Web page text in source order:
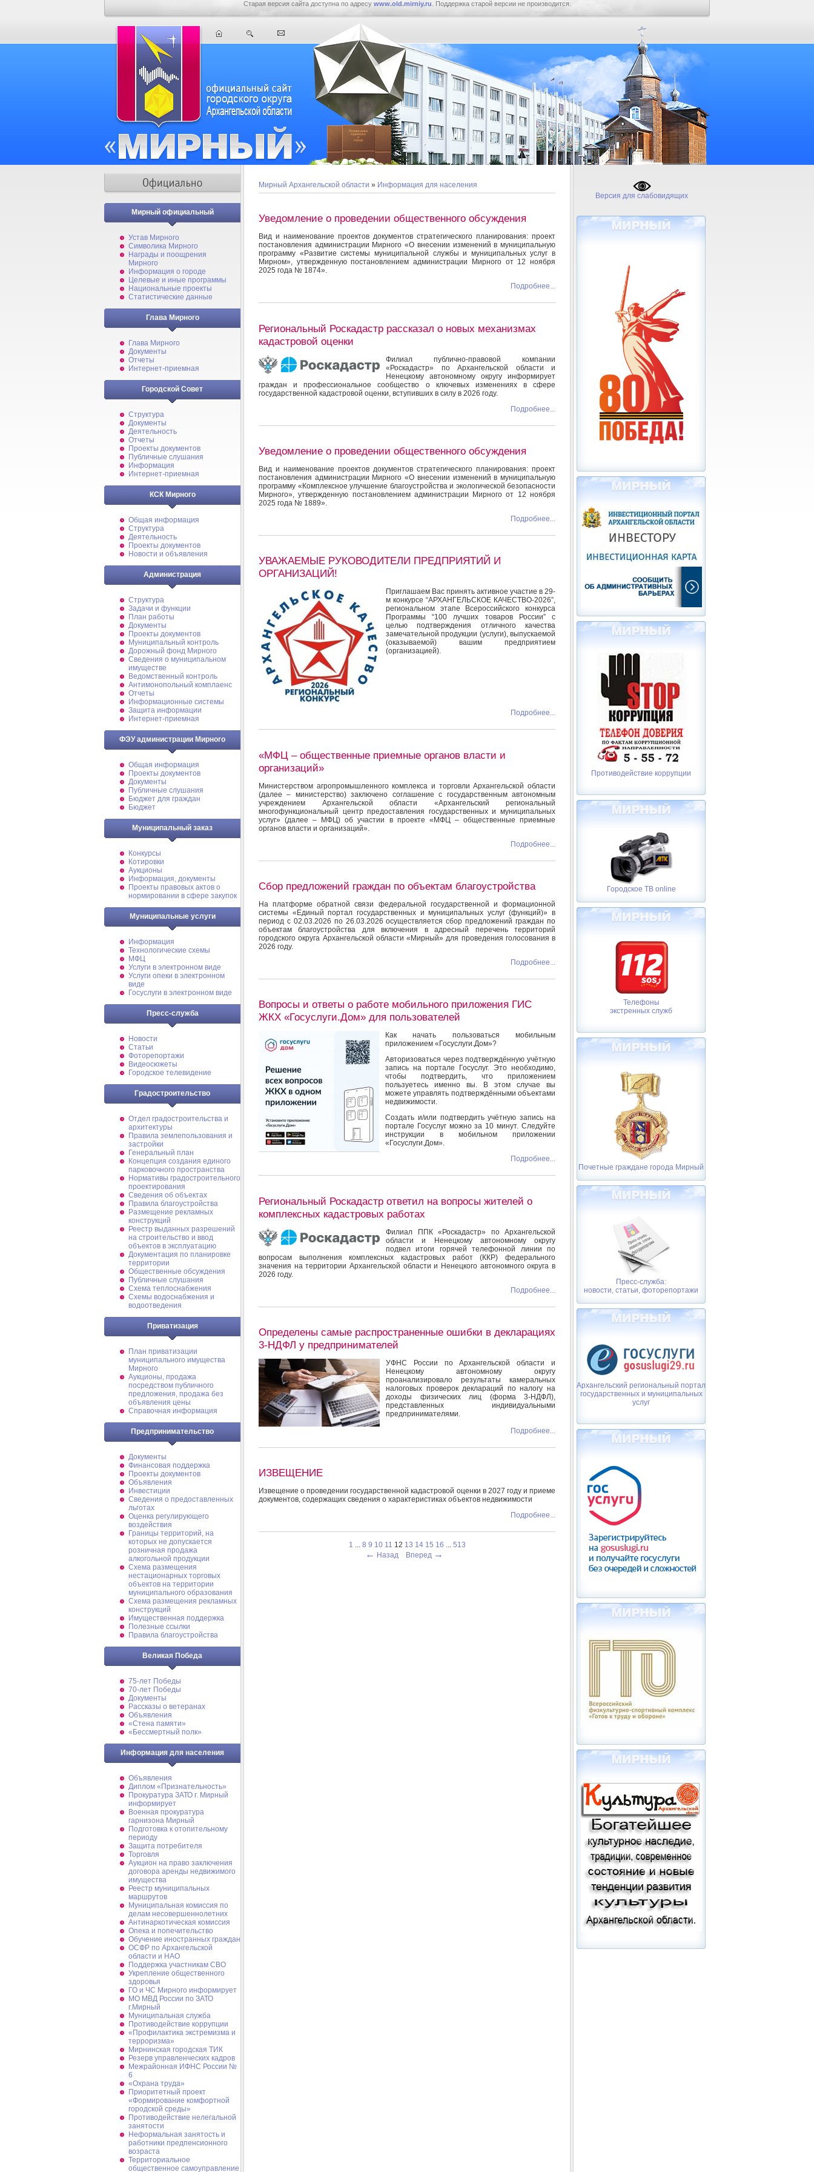
Старая версия сайта доступна по адресу www.old.mirniy.ru . Поддержка старой версии не производится.
Мирный официальный
Устав Мирного
Символика Мирного
Награды и поощрения
Мирного
Информация о городе
Целевые и иные программы
Национальные проекты
Статистические данные
Глава Мирного
Глава Мирного
Документы
Отчеты
Интернет-приемная
Городской Совет
Структура
Документы
Деятельность
Отчеты
Проекты документов
Публичные слушания
Информация
Интернет-приемная
КСК Мирного
Общая информация
Структура
Деятельность
Проекты документов
Новости и объявления
Администрация
Структура
Задачи и функции
План работы
Документы
Проекты документов
Муниципальный контроль
Дорожный фонд Мирного
Cведения о муниципальном
имуществе
Ведомственный контроль
Антимонопольный комплаенс
Отчеты
Информационные системы
Защита информации
Интернет-приемная
ФЭУ администрации Мирного
Общая информация
Проекты документов
Документы
Публичные слушания
Бюджет для граждан
Бюджет
Муниципальный заказ
Конкурсы
Котировки
Аукционы
Информация, документы
Проекты правовых актов о
нормировании в сфере закупок
Муниципальные услуги
Информация
Технологические схемы
МФЦ
Услуги в электронном виде
Услуги опеки в электронном
виде
Госуслуги в электронном виде
Пресс-служба
Новости
Статьи
Фоторепортажи
Видеосюжеты
Городское телевидение
Градостроительство
Отдел градостроительства и
архитектуры
Правила землепользования и
застройки
Генеральный план
Концепция создания единого
парковочного пространства
Нормативы градостроительного
проектирования
Сведения об объектах
Правила благоустройства
Размещение рекламных
конструкций
Реестр выданных разрешений
на строительство и ввод
объектов в эксплуатацию
Документация по планировке
территории
Общественные обсуждения
Публичные слушания
Схема теплоснабжения
Схемы водоснабжения и
водоотведения
Приватизация
План приватизации
муниципального имущества
Мирного
Аукционы, продажа
посредством публичного
предложения, продажа без
объявления цены
Справочная информация
Предпринимательство
Документы
Финансовая поддержка
Проекты документов
Объявления
Инвестиции
Сведения о предоставленных
льготах
Оценка регулирующего
воздействия
Границы территорий, на
которых не допускается
розничная продажа
алкогольной продукции
Схема размещения
нестационарных торговых
объектов на территории
муниципального образования
Схема размещения рекламных
конструкций
Имущественная поддержка
Полезные ссылки
Правила благоустройства
Великая Победа
75-лет Победы
70-лет Победы
Документы
Рассказы о ветеранах
Объявления
«Стена памяти»
«Бессмертный полк»
Информация для населения
Объявления
Диплом «Признательность»
Прокуратура ЗАТО г. Мирный
информирует
Военная прокуратура
гарнизона Мирный
Подготовка к отопительному
периоду
Защита потребителя
Торговля
Аукцион на право заключения
договора аренды недвижимого
имущества
Реестр муниципальных
маршрутов
Муниципальная комиссия по
делам несовершеннолетних
Антинаркотическая комиссия
Опека и попечительство
Обучение иностранных граждан
ОСФР по Архангельской
области и НАО
Поддержка участникам СВО
Укрепление общественного
здоровья
ГО и ЧС Мирного информирует
МО МВД России по ЗАТО
г.Мирный
Муниципальная cлужба
Противодействие коррупции
«Профилактика экстремизма и
терроризма»
Мирнинская городская ТИК
Резерв управленческих кадров
Межрайонная ИФНС России №
6
«Охрана труда»
Приоритетный проект
«Формирование комфортной
городской среды»
Противодействие нелегальной
занятости
Неформальная занятость и
работники предпенсионного
возраста
Территориальное
общественное самоуправление
Мирный Архангельской области » Информация для населения
Уведомление о проведении общественного обсуждения
Вид и наименование проектов документов стратегического планирования: проект
постановления администрации Мирного «О внесении изменений в муниципальную
программу «Развитие системы муниципальной службы и муниципальных услуг в
Мирном», утвержденную постановлением администрации Мирного от 12 ноября
2025 года № 1874».
Подробнее...
Региональный Роскадастр рассказал о новых механизмах
кадастровой оценки
Филиал публично-правовой компании
«Роскадастр» по Архангельской области и
Ненецкому автономному округу информирует
граждан и профессиональное сообщество о ключевых изменениях в сфере
государственной кадастровой оценки, вступивших в силу в 2026 году.
Подробнее...
Уведомление о проведении общественного обсуждения
Вид и наименование проектов документов стратегического планирования: проект
постановления администрации Мирного «О внесении изменений в муниципальную
программу «Комплексное улучшение благоустройства и экологической безопасности
Мирного», утвержденную постановлением администрации Мирного от 12 ноября
2025 года № 1889».
Подробнее...
УВАЖАЕМЫЕ РУКОВОДИТЕЛИ ПРЕДПРИЯТИЙ И
ОРГАНИЗАЦИЙ!
Приглашаем Вас принять активное участие в 29-
м конкурсе “АРХАНГЕЛЬСКОЕ КАЧЕСТВО-2026”,
региональном этапе Всероссийского конкурса
Программы “100 лучших товаров России” с
целью подтверждения отличного качества
замечательной продукции (услуги), выпускаемой
(оказываемой) вашим предприятием
(организацией).
Подробнее...
«МФЦ – общественные приемные органов власти и
организаций»
Министерством агропромышленного комплекса и торговли Архангельской области
(далее – министерство) заключено соглашение с государственным автономным
учреждением Архангельской области «Архангельский региональный
многофункциональный центр предоставления государственных и муниципальных
услуг» (далее – МФЦ) об участии в проекте «МФЦ – общественные приемные
органов власти и организаций».
Подробнее...
Сбор предложений граждан по объектам благоустройства
На платформе обратной связи федеральной государственной и формационной
системы «Единый портал государственных и муниципальных услуг (функций)» в
период с 02.03.2026 по 26.03.2026 осуществляется сбор предложений граждан по
объектам благоустройства для включения в адресный перечень территорий
городского округа Архангельской области «Мирный» для проведения голосования в
2026 году.
Подробнее...
Вопросы и ответы о работе мобильного приложения ГИС
ЖКХ «Госуслуги.Дом» для пользователей
Как начать пользоваться мобильным
приложением «Госуслуги.Дом»?
Авторизоваться через подтверждённую учётную
запись на портале Госуслуг. Это необходимо,
чтобы подтвердить, что приложением
пользуетесь именно вы. В этом случае вы
можете управлять подтверждёнными объектами
недвижимости.
Создать и/или подтвердить учётную запись на
портале Госуслуг можно за 10 минут. Следуйте
инструкции в мобильном приложении
«Госуслуги.Дом».
Подробнее...
Региональный Роскадастр ответил на вопросы жителей о
комплексных кадастровых работах
Филиал ППК «Роскадастр» по Архангельской
области и Ненецкому автономному округу
подвел итоги горячей телефонной линии по
вопросам выполнения комплексных кадастровых работ (ККР) федерального
значения на территории Архангельской области и Ненецкого автономного округа в
2026 году.
Подробнее...
Определены самые распространенные ошибки в декларациях
3-НДФЛ у предпринимателей
УФНС России по Архангельской области и
Ненецкому автономному округу
проанализировало результаты камеральных
налоговых проверок деклараций по налогу на
доходы физических лиц (форма 3-НДФЛ),
представленных индивидуальными
предпринимателями.
Подробнее...
ИЗВЕЩЕНИЕ
Извещение о проведении государственной кадастровой оценки в 2027 году и приеме
документов, содержащих сведения о характеристиках объектов недвижимости
Подробнее...
1 ... 8 9 10 11 12 13 14 15 16 ... 513
← Назад Вперед →
Версия для слабовидящих
Противодействие коррупции
Городское ТВ online
Телефоны
экстренных служб
Почетные граждане города Мирный
Пресс-служба:
новости, статьи, фоторепортажи
Архангельский региональный портал
государственных и муниципальных
услуг